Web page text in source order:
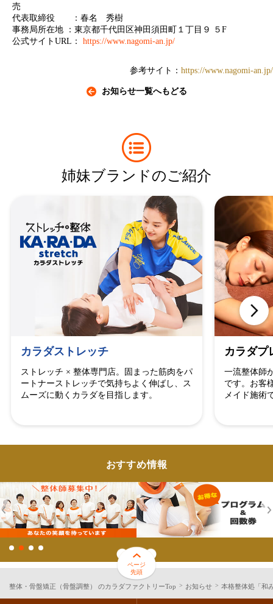
売
代表取締役 ：春名 秀樹
事務局所在地 ：東京都千代田区神田須田町１丁目９ ５F
公式サイトURL： https://www.nagomi-an.jp/
参考サイト： https://www.nagomi-an.jp/
お知らせ一覧へもどる
姉妹ブランドのご紹介
カラダストレッチ
ストレッチ × 整体専門店。固まった筋肉をパ
ートナーストレッチで気持ちよく伸ばし、ス
ムーズに動くカラダを目指します。
カラダプ
一流整体師
です。お客
メイド施術
おすすめ情報
ページ
先頭
整体・骨盤矯正（骨盤調整） のカラダファクトリーTop お知らせ 本格整体処「和